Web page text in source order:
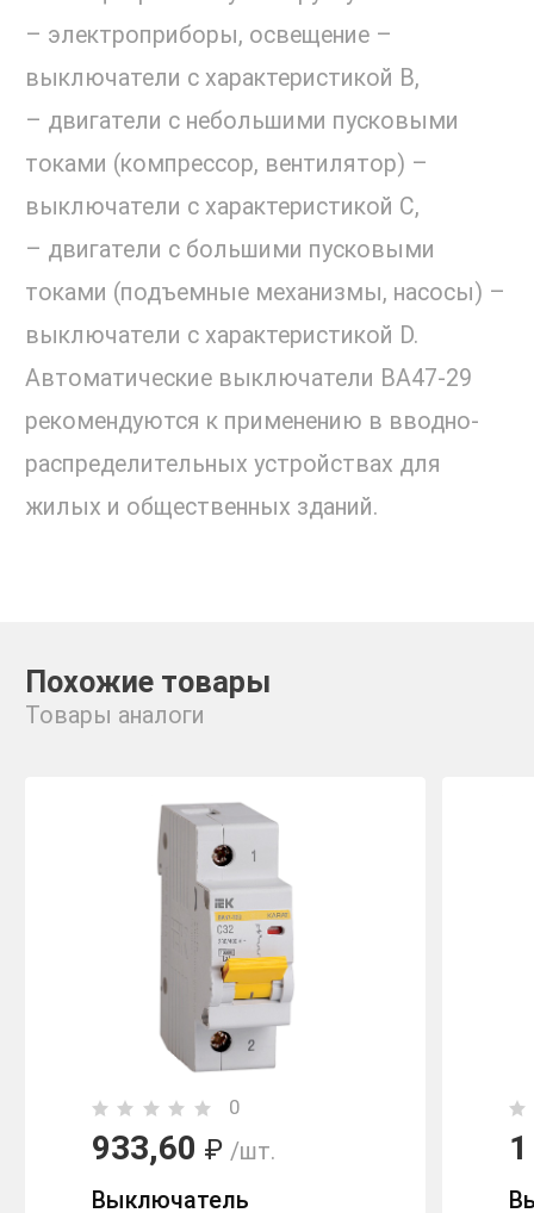
– электроприборы, освещение –
выключатели с характеристикой В,
– двигатели с небольшими пусковыми
токами (компрессор, вентилятор) –
выключатели с характеристикой C,
– двигатели с большими пусковыми
токами (подъемные механизмы, насосы) –
выключатели с характеристикой D.
Автоматические выключатели ВА47-29
рекомендуются к применению в вводно-
распределительных устройствах для
жилых и общественных зданий.
Похожие товары
Товары аналоги
0
933,60 ₽ /шт.
Выключатель